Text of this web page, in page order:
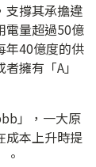
支撐其承擔違
電量超過50億
年40億度的供
擁有「A」
」，一大原
成本上升時提